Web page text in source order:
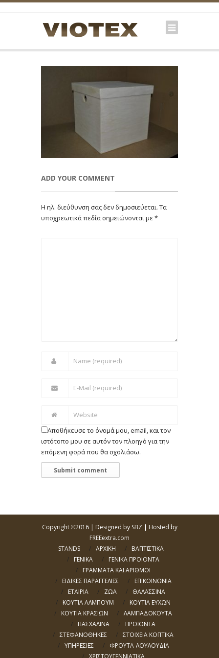
ADD YOUR COMMENT
Η ηλ. διεύθυνση σας δεν δημοσιεύεται. Τα
υποχρεωτικά πεδία σημειώνονται με *
Αποθήκευσε το όνομά μου, email, και τον
ιστότοπο μου σε αυτόν τον πλοηγό για την
επόμενη φορά που θα σχολιάσω.
Copyright ©2016 | Designed by SBZ | Hosted by
FREEextra.com
STANDS
ΑΡΧΙΚΗ
ΒΑΠΤΙΣΤΙΚΑ
ΓΕΝΙΚΑ
ΓΕΝΙΚΑ ΠΡΟΙΟΝΤΑ
ΓΡΑΜΜΑΤΑ ΚΑΙ ΑΡΙΘΜΟΙ
ΕΙΔΙΚΕΣ ΠΑΡΑΓΓΕΛΙΕΣ
ΕΠΙΚΟΙΝΩΝΙΑ
ΕΤΑΙΡΙΑ
ΖΩΑ
ΘΑΛΑΣΣΙΝΑ
ΚΟΥΤΙΑ ΑΛΜΠΟΥΜ
ΚΟΥΤΙΑ ΕΥΧΩΝ
ΚΟΥΤΙΑ ΚΡΑΣΙΩΝ
ΛΑΜΠΑΔΟΚΟΥΤΑ
ΠΑΣΧΑΛΙΝΑ
ΠΡΟΪΟΝΤΑ
ΣΤΕΦΑΝΟΘΗΚΕΣ
ΣΤΟΙΧΕΙΑ ΚΟΠΤΙΚΑ
ΥΠΗΡΕΣΙΕΣ
ΦΡΟΥΤΑ-ΛΟΥΛΟΥΔΙΑ
ΧΡΙΣΤΟΥΓΕΝΝΙΑΤΙΚΑ